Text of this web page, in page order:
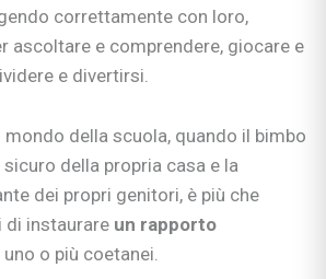
correttamente con loro,
ascoltare e comprendere, giocare e
e divertirsi.
mondo della scuola, quando il bimbo
della propria casa e la
dei propri genitori, è più che
di instaurare un rapporto
o più coetanei.